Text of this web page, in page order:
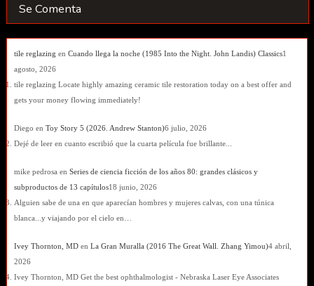
Se Comenta
tile reglazing en Cuando llega la noche (1985 Into the Night. John Landis) Classics1
agosto, 2026
tile reglazing Locate highly amazing ceramic tile restoration today on a best offer and
gets your money flowing immediately!
Diego en Toy Story 5 (2026. Andrew Stanton)6 julio, 2026
Dejé de leer en cuanto escribió que la cuarta película fue brillante...
mike pedrosa en Series de ciencia ficción de los años 80: grandes clásicos y
subproductos de 13 capítulos18 junio, 2026
Alguien sabe de una en que aparecían hombres y mujeres calvas, con una túnica
blanca...y viajando por el cielo en…
Ivey Thornton, MDen La Gran Muralla (2016 The Great Wall. Zhang Yimou)4 abril,
2026
Ivey Thornton, MD Get the best ophthalmologist - Nebraska Laser Eye Associates